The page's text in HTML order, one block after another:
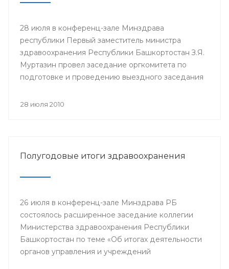
28 июля в конференц-зале Минздрава
республики Первый заместитель министра
здравоохранения Республики Башкортостан З.Я.
Муртазин провел заседание оргкомитета по
подготовке и проведению выездного заседания
здравоохранения в 2010 году. В заседании
28 июля 2010
Полугодовые итоги здравоохранения
26 июля в конференц-зале Минздрава РБ
состоялось расширенное заседание коллегии
Министерства здравоохранения Республики
Башкортостан по теме «Об итогах деятельности
органов управления и учреждений